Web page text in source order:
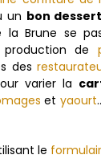
un bon dessert
la Brune se
production de
des
varier la
etyaourt
le